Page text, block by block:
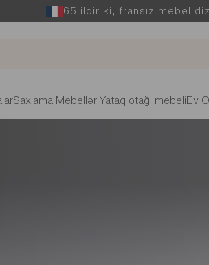
65 ildir ki, fransız mebel
Saxlama MebelləriYataq otağı mebeli Ev